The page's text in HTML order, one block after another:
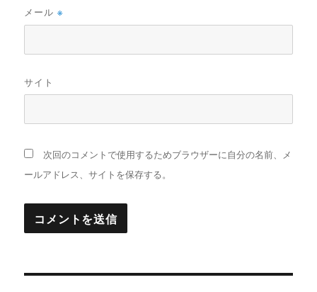
メール※
サイト
次回のコメントで使用するためブラウザーに自分の名前、メ
ールアドレス、サイトを保存する。